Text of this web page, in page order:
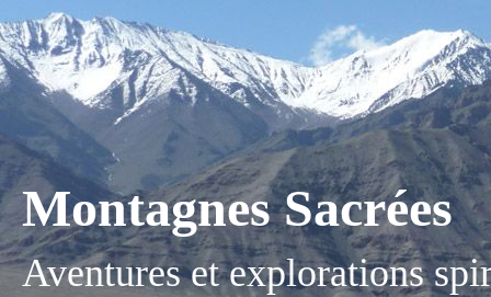
Montagnes Sacrées
Aventures et explorations